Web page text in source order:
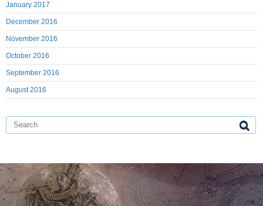
January 2017
December 2016
November 2016
October 2016
September 2016
August 2016